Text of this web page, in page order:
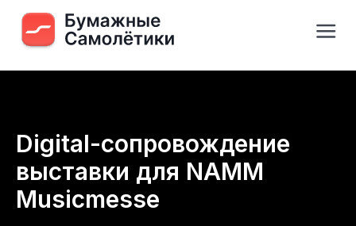
Digital-сопровождение
выставки для NAMM
Musicmesse
/задачи